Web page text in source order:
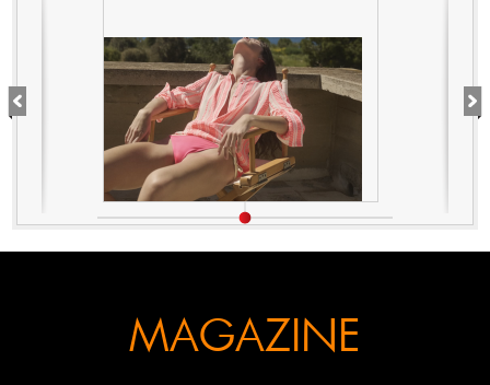
MAGAZINE